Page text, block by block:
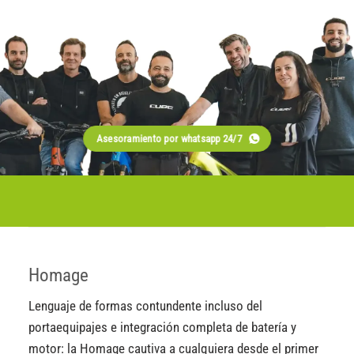
Asesoramiento por whatsapp 24/7
Homage
Lenguaje de formas contundente incluso del
portaequipajes e integración completa de batería y
motor: la Homage cautiva a cualquiera desde el primer